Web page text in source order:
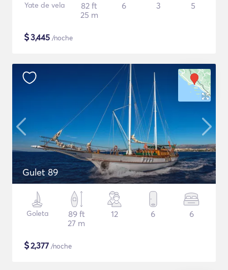
Yate de vela
82 ft
25 m
6 3 5
$3,445 /noche
Gulet 89
Goleta
89 ft
27 m
12 6 6
$2,377 /noche